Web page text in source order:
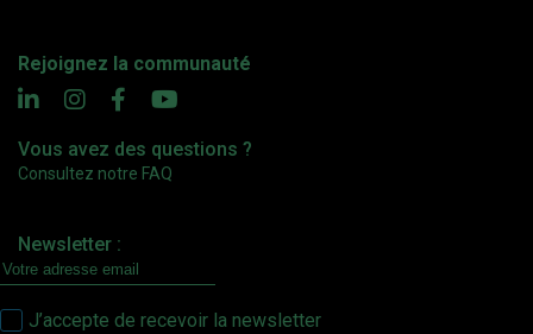
Rejoignez la communauté
Vous avez des questions ?
Consultez notre FAQ
Newsletter :
J’accepte de recevoir la newsletter